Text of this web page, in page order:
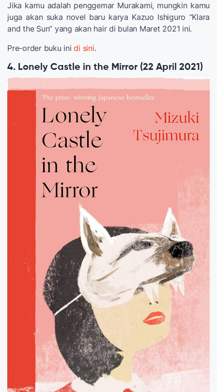
Jika kamu adalah penggemar Murakami, mungkin kamu
juga akan suka novel baru karya Kazuo Ishiguro “Klara
and the Sun” yang akan hair di bulan Maret 2021 ini.
Pre-order buku inidi sini.
4. Lonely Castle in the Mirror (22 April 2021)